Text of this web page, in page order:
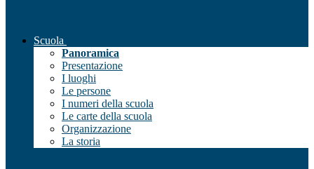
Scuola
Panoramica
Presentazione
I luoghi
Le persone
I numeri della scuola
Le carte della scuola
Organizzazione
La storia